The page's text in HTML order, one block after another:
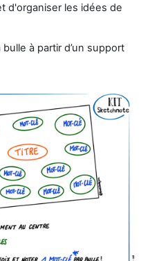
d'organiser les idées de
à partir d’un support